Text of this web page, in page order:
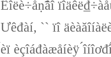
Êîëè÷åṇ̃âî
Ưêđàí, `` ïî
̉èï èçîáđàæåíèÿ